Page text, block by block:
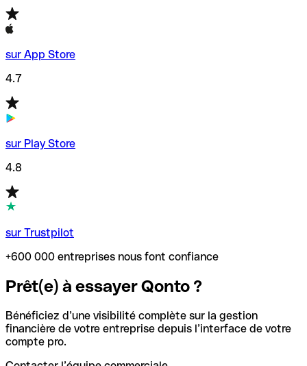
sur App Store
4.7
sur Play Store
4.8
sur Trustpilot
+600 000 entreprises nous font confiance
Prêt(e) à essayer Qonto ?
Bénéficiez d’une visibilité complète sur la gestion
financière de votre entreprise depuis l’interface de votre
compte pro.